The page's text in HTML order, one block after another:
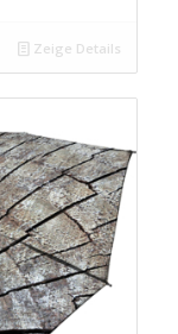
Zeige Details